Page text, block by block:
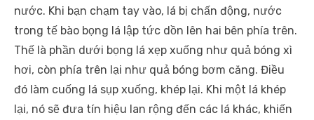
nước. Khi bạn chạm tay vào, lá bị chấn động, nước
trong tế bào bọng lá lập tức dồn lên hai bên phía trên.
Thế là phần dưới bọng lá xẹp xuống như quả bóng xì
hơi, còn phía trên lại như quả bóng bơm căng. Điều
đó làm cuống lá sụp xuống, khép lại. Khi một lá khép
lại, nó sẽ đưa tín hiệu lan rộng đến các lá khác, khiến